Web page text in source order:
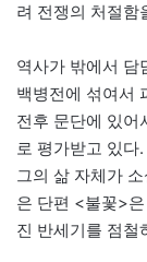
려 전쟁의 처절함
역사가 밖에서 담
백병전에 섞여서
전후 문단에 있어
로 평가받고 있다
그의 삶 자체가
은 단편 <불꽃>
진 반세기를 점철